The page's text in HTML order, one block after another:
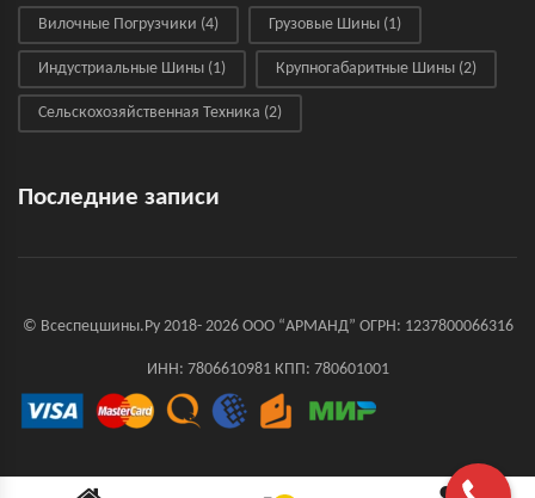
Вилочные Погрузчики (4) Грузовые Шины (1)
Индустриальные Шины (1) Крупногабаритные Шины (2)
Сельскохозяйственная Техника (2)
Последние записи
© Всеспецшины.Ру 2018- 2026 ООО “АРМАНД” ОГРН: 1237800066316
ИНН: 7806610981 КПП: 780601001